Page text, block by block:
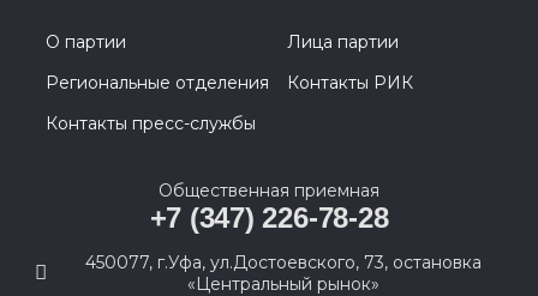
О партии
Лица партии
Региональные отделения
Контакты РИК
Контакты пресс-службы
Общественная приемная
+7 (347) 226-78-28
450077, г.Уфа, ул.Достоевского, 73, остановка
«Центральный рынок»